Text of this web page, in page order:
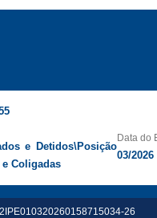
e Detidos\Posição
Coligadas
Data do
03/2026
26